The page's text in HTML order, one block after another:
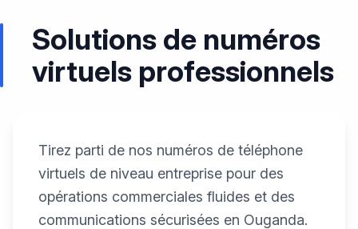
Solutions de numéros
virtuels professionnels
Tirez parti de nos numéros de téléphone
virtuels de niveau entreprise pour des
opérations commerciales fluides et des
communications sécurisées en Ouganda.